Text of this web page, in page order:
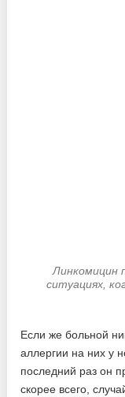
Линкомицин
ситуациях,
Если же больной
аллергии на них у
последний раз он
скорее всего,